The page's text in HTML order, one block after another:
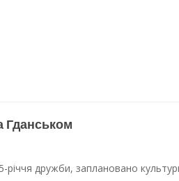
Гданськом
дружби, заплановано